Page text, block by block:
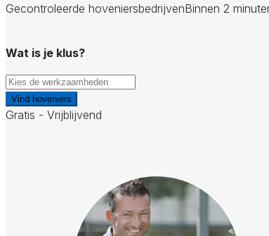
Gecontroleerde hoveniersbedrijvenBinnen 2
Wat is je klus?
Vind hoveniers
Gratis - Vrijblijvend